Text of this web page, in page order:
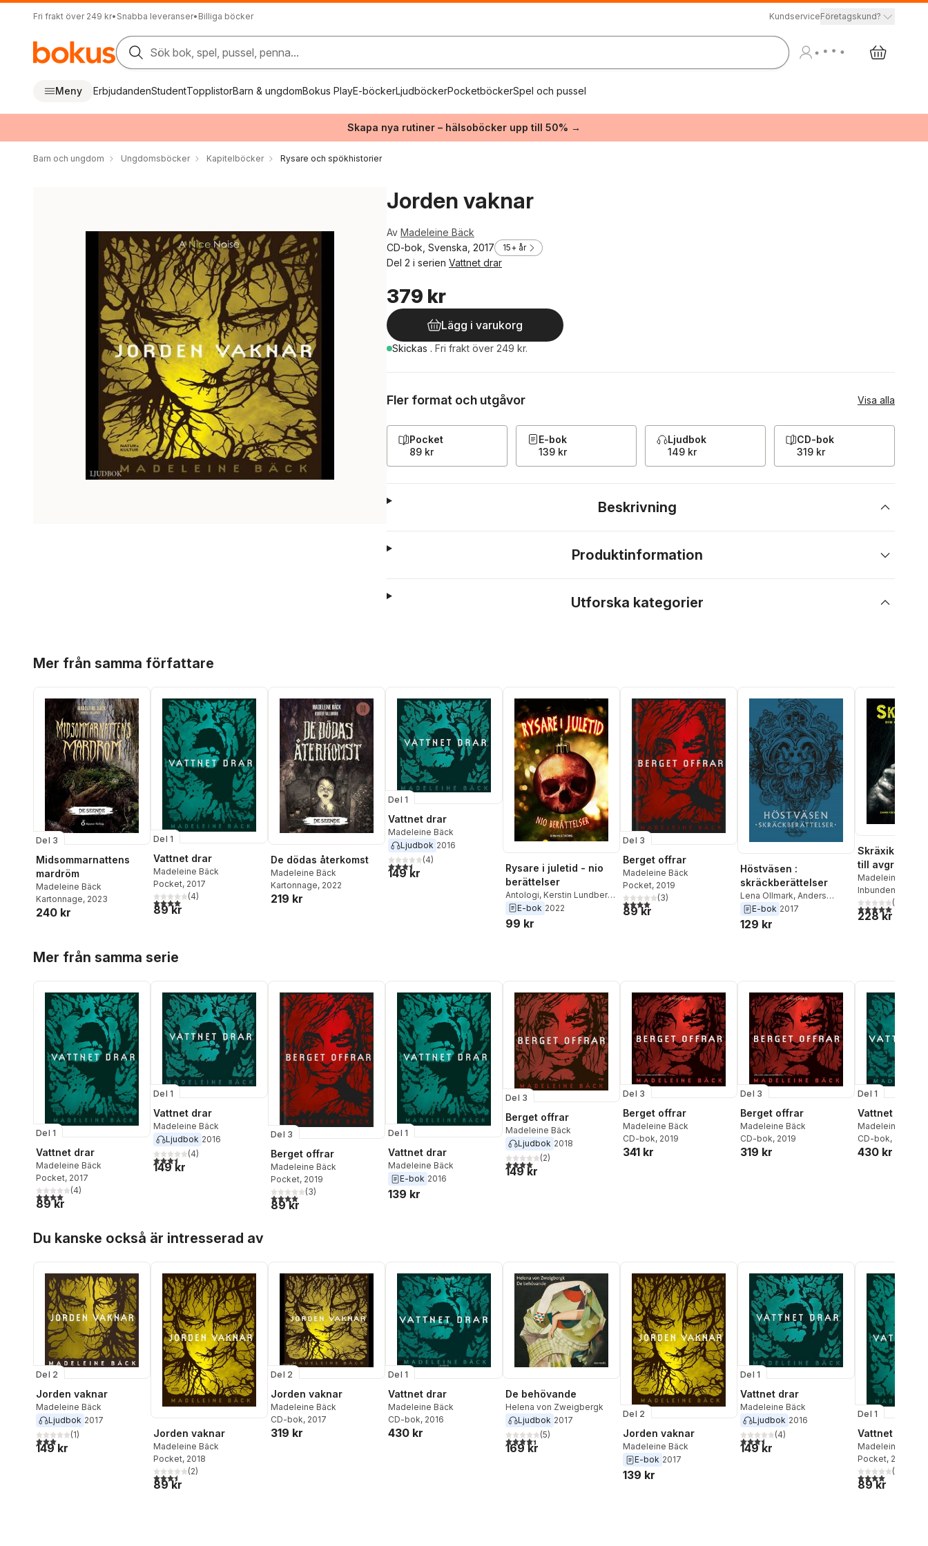
Fri frakt över 249 kr• Snabba leveranser• Billiga böcker KundserviceFöretagskund?
Sök bok, spel, pussel, penna...
Meny ErbjudandenStudentTopplistorBarn & ungdomBokus PlayE-böckerLjudböckerPocketböckerSpel och pussel
Skapa nya rutiner – hälsoböcker upp till 50% →
Barn och ungdom Ungdomsböcker Kapitelböcker Rysare och spökhistorier
Jorden vaknar
Av Madeleine Bäck
CD-bok, Svenska, 2017
15+ år
Del 2 i serien Vattnet drar
379 kr
Lägg i varukorg
Skickas . Fri frakt över 249 kr.
Fler format och utgåvor Visa alla
Pocket
89 kr
E-bok
139 kr
Ljudbok
149 kr
CD-bok
319 kr
Beskrivning
Produktinformation
Utforska kategorier
Mer från samma författare
Del 3
Midsommarnattens
mardröm
Madeleine Bäck
Kartonnage, 2023
240 kr
Del 1
Vattnet drar
Madeleine Bäck
Pocket, 2017
4,0utav 5 stjärnor. Totalt antal röster:
(4)
89 kr
De dödas återkomst
Madeleine Bäck
Kartonnage, 2022
219 kr
Del 1
Vattnet drar
Madeleine Bäck
Ljudbok 2016
3,5utav 5 stjärnor. Totalt antal röster:
(4)
149 kr
Rysare i juletid - nio
berättelser
Antologi, Kerstin Lundberg
Hahn,Petrus Dahlin
Melin,Mårten Sandén
E-bok 2022
99 kr
Del 3
Berget offrar
Madeleine Bäck
Pocket, 2019
4,0utav 5 stjärnor. Totalt antal röster:
(3)
89 kr
Höstväsen :
skräckberättelser
Lena Ollmark, Anders
Fager,Alex Haridi
Lundberg Hahn
E-bok 2017
129 kr
Skräxikon :
till avgrunden
Madeleine Bäck
Frey-Skött
Inbunden
5,0utav 5(
228 kr
Mer från samma serie
Del 1
Vattnet drar
Madeleine Bäck
Pocket, 2017
4,0utav 5 stjärnor. Totalt antal röster:
(4)
89 kr
Del 1
Vattnet drar
Madeleine Bäck
Ljudbok 2016
3,5utav 5 stjärnor. Totalt antal röster:
(4)
149 kr
Del 3
Berget offrar
Madeleine Bäck
Pocket, 2019
4,0utav 5 stjärnor. Totalt antal röster:
(3)
89 kr
Del 1
Vattnet drar
Madeleine Bäck
E-bok 2016
139 kr
Del 3
Berget offrar
Madeleine Bäck
Ljudbok 2018
4,0utav 5 stjärnor. Totalt antal röster:
(2)
149 kr
Del 3
Berget offrar
Madeleine Bäck
CD-bok, 2019
341 kr
Del 3
Berget offrar
Madeleine Bäck
CD-bok, 2019
319 kr
Del 1
Vattnet drar
Madeleine Bäck
CD-bok, 2016
430 kr
Du kanske också är intresserad av
Del 2
Jorden vaknar
Madeleine Bäck
Ljudbok 2017
3,0utav 5 stjärnor. Totalt antal röster:
(1)
149 kr
Jorden vaknar
Madeleine Bäck
Pocket, 2018
3,5utav 5 stjärnor. Totalt antal röster:
(2)
89 kr
Del 2
Jorden vaknar
Madeleine Bäck
CD-bok, 2017
319 kr
Del 1
Vattnet drar
Madeleine Bäck
CD-bok, 2016
430 kr
De behövande
Helena von Zweigbergk
Ljudbok 2017
4,4utav 5 stjärnor. Totalt antal röster:
(5)
169 kr
Del 2
Jorden vaknar
Madeleine Bäck
E-bok 2017
139 kr
Del 1
Vattnet drar
Madeleine Bäck
Ljudbok 2016
3,5utav 5 stjärnor. Totalt antal röster:
(4)
149 kr
Del 1
Vattnet drar
Madeleine Bäck
Pocket, 2017
4,0utav 5(
89 kr